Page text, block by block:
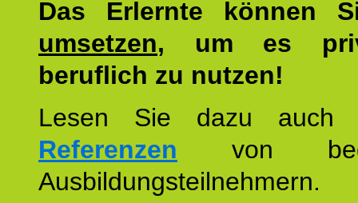
Das Erlernte können
umsetzen, um es
beruflich zu nutzen!
Lesen Sie dazu
Referenzen von
Ausbildungsteilnehmern.